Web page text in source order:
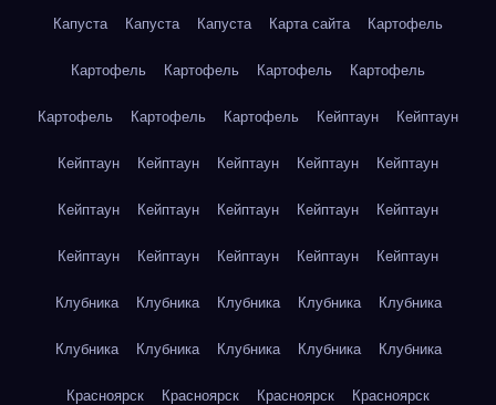
Капуста Капуста Капуста Карта сайта Картофель
Картофель Картофель Картофель Картофель
Картофель Картофель Картофель Кейптаун Кейптаун
Кейптаун Кейптаун Кейптаун Кейптаун Кейптаун
Кейптаун Кейптаун Кейптаун Кейптаун Кейптаун
Кейптаун Кейптаун Кейптаун Кейптаун Кейптаун
Клубника Клубника Клубника Клубника Клубника
Клубника Клубника Клубника Клубника Клубника
Красноярск Красноярск Красноярск Красноярск